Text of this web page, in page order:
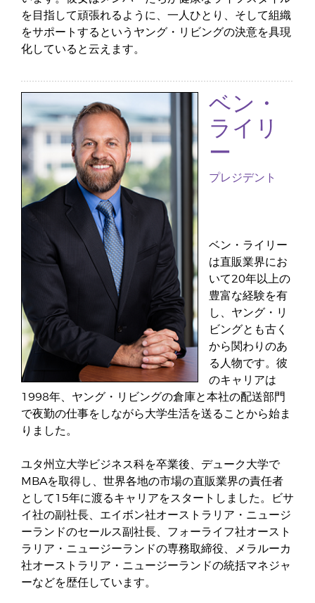
を目指して頑張れるように、一人ひとり、そして組織
をサポートするというヤング・リビングの決意を具現
化していると云えます。
ベン・
ライリ
ー
プレジデント
ベン・ライリー
は直販業界にお
いて20年以上の
豊富な経験を有
し、ヤング・リ
ビングとも古く
から関わりのあ
る人物です。彼
のキャリアは
1998年、ヤング・リビングの倉庫と本社の配送部門
で夜勤の仕事をしながら大学生活を送ることから始ま
りました。
ユタ州立大学ビジネス科を卒業後、デューク大学で
MBAを取得し、世界各地の市場の直販業界の責任者
として15年に渡るキャリアをスタートしました。ビサ
イ社の副社長、エイボン社オーストラリア・ニュージ
ーランドのセールス副社長、フォーライフ社オースト
ラリア・ニュージーランドの専務取締役、メラルーカ
社オーストラリア・ニュージーランドの統括マネジャ
ーなどを歴任しています。